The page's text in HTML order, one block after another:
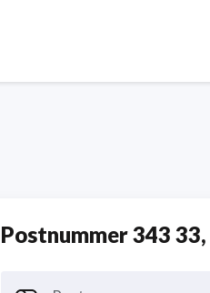
Postnummer 343 33,